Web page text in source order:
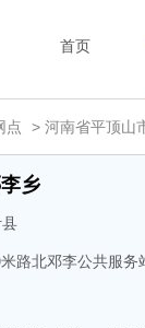
首页
点 > 河南省平顶山
乡
路北邓李公共服务